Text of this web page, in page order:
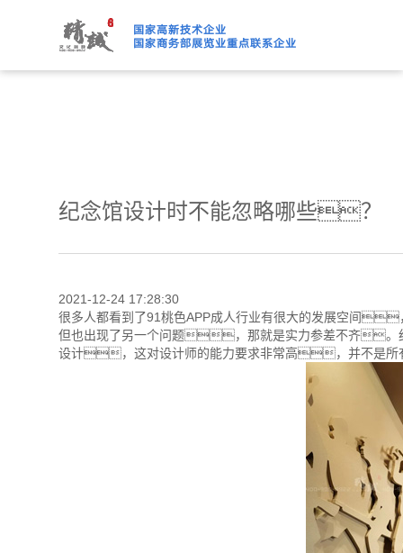
91桃色APP下载免费版,91
纪念馆设计时不能忽略哪些？
2021-12-24 17:28:30
很多人都看到了91桃色APP成人行业有很大的发展空间
但也出现了另一个问题，那就是实力参差不齐。
设计，这对设计师的能力要求非常高，并不是